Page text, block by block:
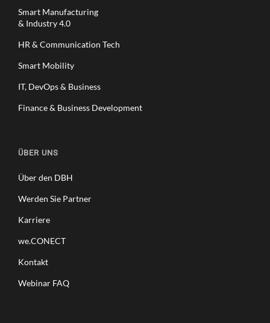
Smart Manufacturing
& Industry 4.0
HR & Communication Tech
Smart Mobility
IT, DevOps & Business
Finance & Business Development
ÜBER UNS
Über den DBH
Werden Sie Partner
Karriere
we.CONECT
Kontakt
Webinar FAQ